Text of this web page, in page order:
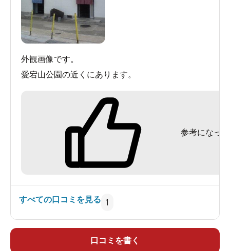
外観画像です。
愛宕山公園の近くにあります。
参考になった
すべての口コミを見る 1
口コミを書く